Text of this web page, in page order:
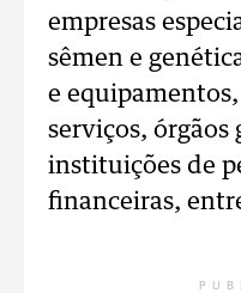
empresas
sêmen e
e
serviços, órgãos
instituições de
financeiras,